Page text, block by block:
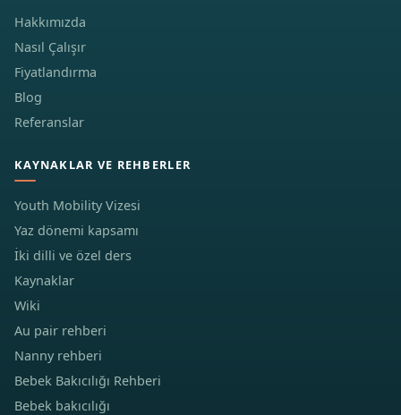
Hakkımızda
Nasıl Çalışır
Fiyatlandırma
Blog
Referanslar
KAYNAKLAR VE REHBERLER
Youth Mobility Vizesi
Yaz dönemi kapsamı
İki dilli ve özel ders
Kaynaklar
Wiki
Au pair rehberi
Nanny rehberi
Bebek Bakıcılığı Rehberi
Bebek bakıcılığı